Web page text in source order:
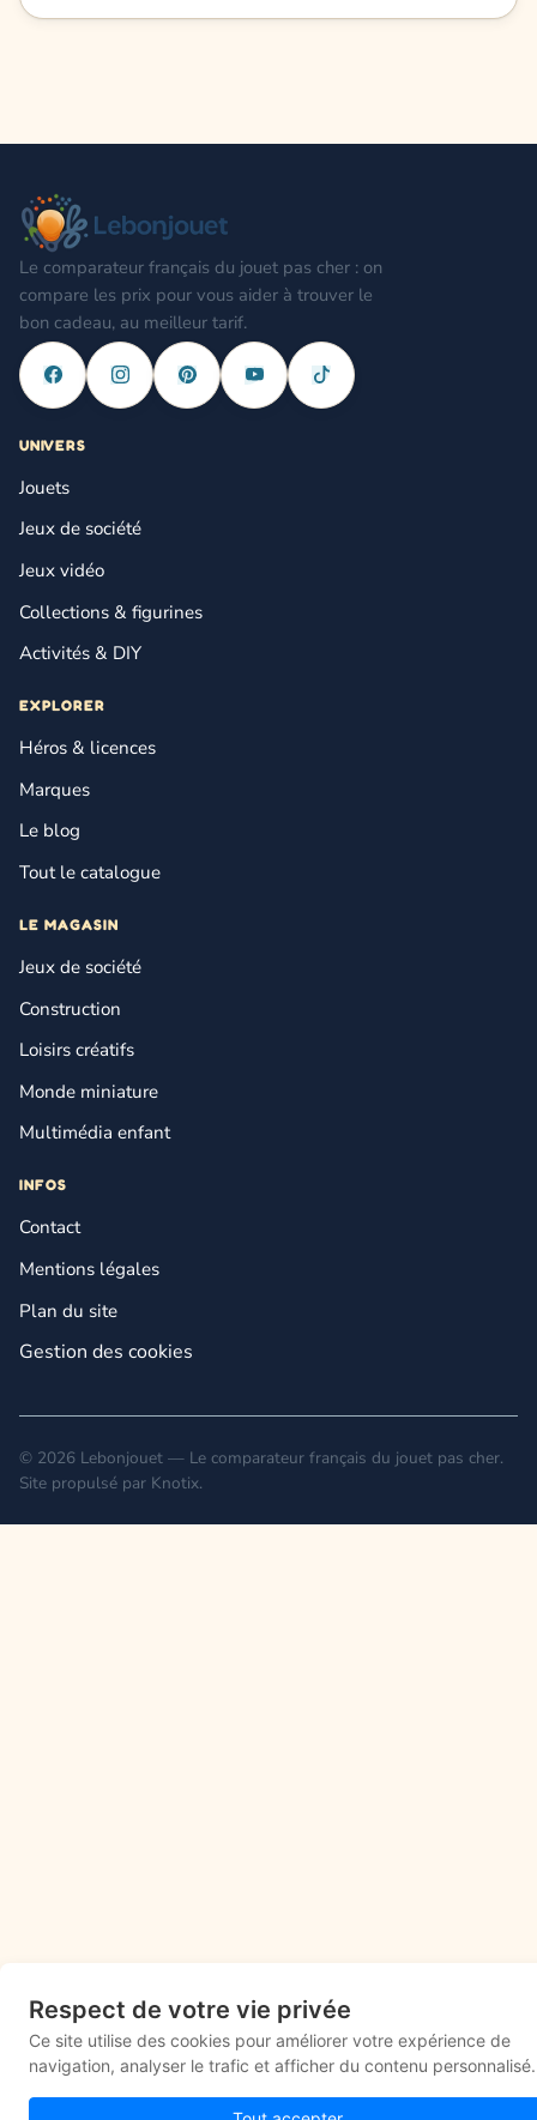
Respect de votre vie privée
Ce site utilise des cookies pour améliorer votre expérience de
navigation, analyser le trafic et afficher du contenu personnalisé.
Le comparateur français du jouet pas cher : on
compare les prix pour vous aider à trouver le
bon cadeau, au meilleur tarif.
UNIVERS
Jouets
Jeux de société
Jeux vidéo
Collections & figurines
Activités & DIY
EXPLORER
Héros & licences
Marques
Le blog
Tout le catalogue
LE MAGASIN
Jeux de société
Construction
Loisirs créatifs
Monde miniature
Multimédia enfant
INFOS
Contact
Mentions légales
Plan du site
Gestion des cookies
© 2026 Lebonjouet — Le comparateur français du jouet pas cher.
Site propulsé par Knotix.